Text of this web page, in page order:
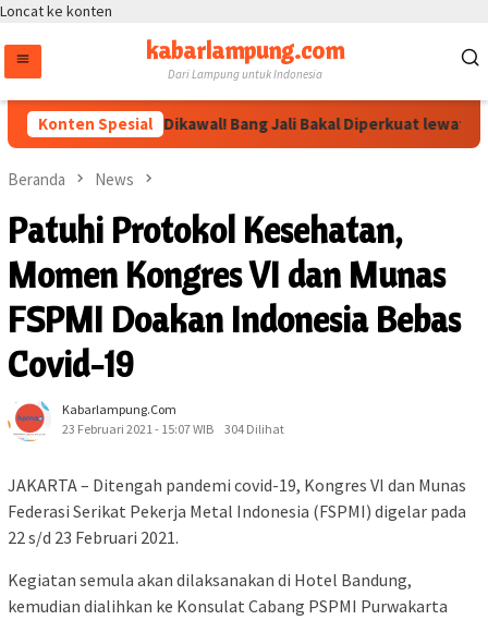
Loncat ke konten
kabarlampung.com
Dari Lampung untuk Indonesia
Konten Spesial
Megawati Dikawal! Bang Jali Bakal Diperkuat lewat Pojok
Beranda News
Patuhi Protokol Kesehatan,
Momen Kongres VI dan Munas
FSPMI Doakan Indonesia Bebas
Covid-19
Kabarlampung.com
23 Februari 2021 - 15:07 WIB
304 Dilihat
JAKARTA – Ditengah pandemi covid-19, Kongres VI dan Munas
Federasi Serikat Pekerja Metal Indonesia (FSPMI) digelar pada
22 s/d 23 Februari 2021.
Kegiatan semula akan dilaksanakan di Hotel Bandung,
kemudian dialihkan ke Konsulat Cabang PSPMI Purwakarta